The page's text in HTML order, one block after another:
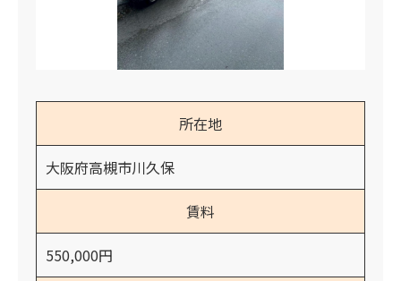
所在地
大阪府高槻市川久保
賃料
550,000円